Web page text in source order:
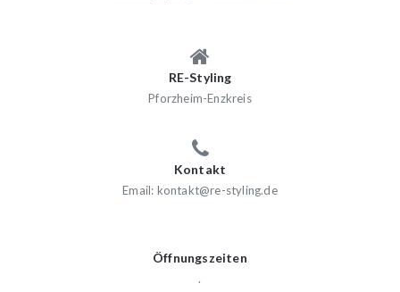
RE-Styling
Pforzheim-Enzkreis
Kontakt
Email: kontakt@re-styling.de
Öffnungszeiten
.